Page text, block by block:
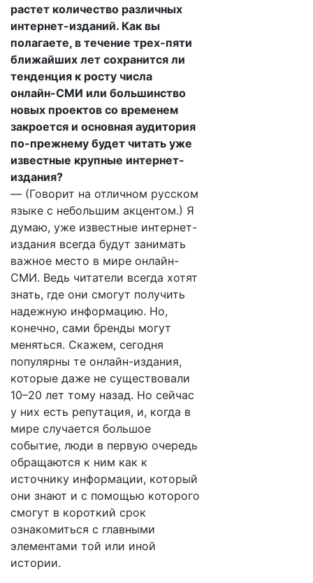
растет количество различных
интернет-изданий. Как вы
полагаете, в течение трех-пяти
ближайших лет сохранится ли
тенденция к росту числа
онлайн-СМИ или большинство
новых проектов со временем
закроется и основная аудитория
по-прежнему будет читать уже
известные крупные интернет-
издания?
— (Говорит на отличном русском
языке с небольшим акцентом.) Я
думаю, уже известные интернет-
издания всегда будут занимать
важное место в мире онлайн-
СМИ. Ведь читатели всегда хотят
знать, где они смогут получить
надежную информацию. Но,
конечно, сами бренды могут
меняться. Скажем, сегодня
популярны те онлайн-издания,
которые даже не существовали
10–20 лет тому назад. Но сейчас
у них есть репутация, и, когда в
мире случается большое
событие, люди в первую очередь
обращаются к ним как к
источнику информации, который
они знают и с помощью которого
смогут в короткий срок
ознакомиться с главными
элементами той или иной
истории.